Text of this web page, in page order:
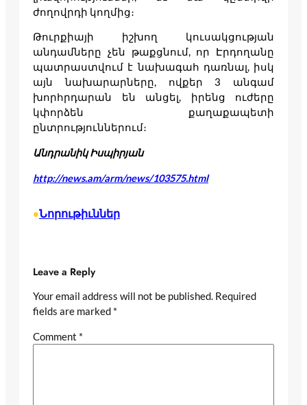
ժողովրդի կողմից։
Թուրքիայի իշխող կուսակցության
անդամները չեն թաքցնում, որ Էրդողանը
պատրաստվում է նախագահ դառնալ, իսկ
այն նախարարները, ովքեր 3 անգամ
խորհրդարան են անցել, իրենց ուժերը
կփորձեն քաղաքապետի
ընտրություններում։
Անդրանիկ Իսպիրյան
http://news.am/arm/news/103575.html
•Նորութիւններ
Leave a Reply
Your email address will not be published. Required
fields are marked *
Comment *